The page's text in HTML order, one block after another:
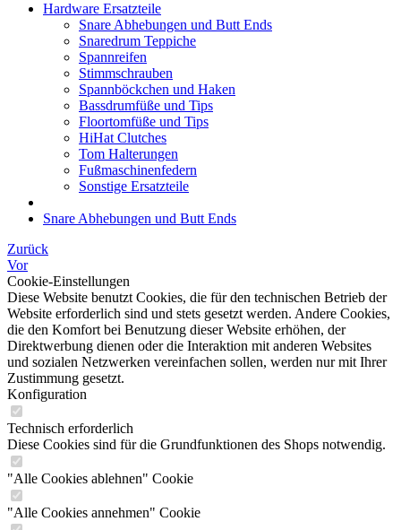
Hardware Ersatzteile
Snare Abhebungen und Butt Ends
Snaredrum Teppiche
Spannreifen
Stimmschrauben
Spannböckchen und Haken
Bassdrumfüße und Tips
Floortomfüße und Tips
HiHat Clutches
Tom Halterungen
Fußmaschinenfedern
Sonstige Ersatzteile
Snare Abhebungen und Butt Ends
Zurück
Vor
Cookie-Einstellungen
Diese Website benutzt Cookies, die für den technischen Betrieb der
Website erforderlich sind und stets gesetzt werden. Andere Cookies,
die den Komfort bei Benutzung dieser Website erhöhen, der
Direktwerbung dienen oder die Interaktion mit anderen Websites
und sozialen Netzwerken vereinfachen sollen, werden nur mit Ihrer
Zustimmung gesetzt.
Konfiguration
Technisch erforderlich
Diese Cookies sind für die Grundfunktionen des Shops notwendig.
"Alle Cookies ablehnen" Cookie
"Alle Cookies annehmen" Cookie